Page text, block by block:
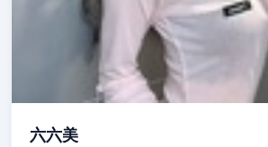
六六美